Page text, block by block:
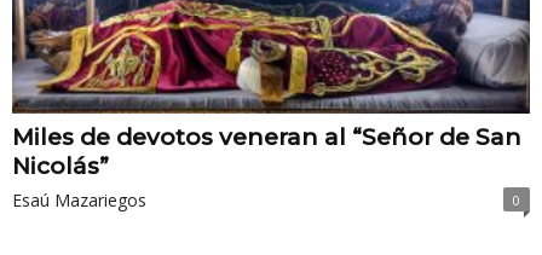
Miles de devotos veneran al “Señor de San
Nicolás”
Esaú Mazariegos 0